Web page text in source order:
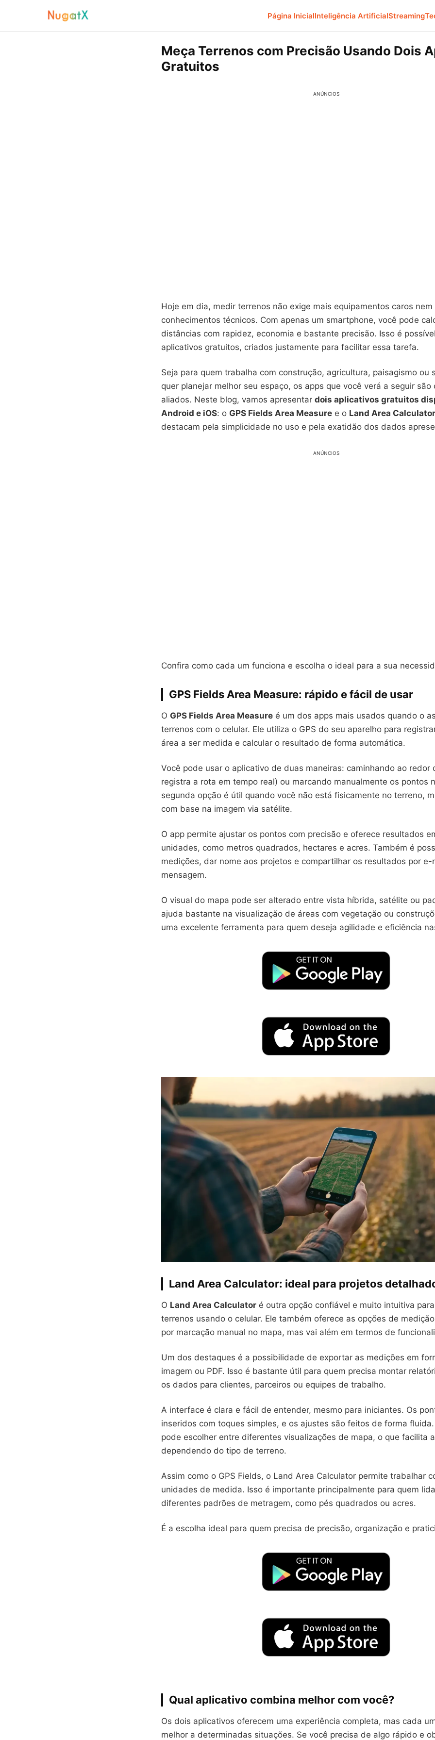
Página InicialInteligência ArtificialStreaming
Meça Terrenos com Precisão Usando Dois
Gratuitos
ANÚNCIOS
Hoje em dia, medir terrenos não exige mais equipamentos caros nem
conhecimentos técnicos. Com apenas um smartphone, você pode
distâncias com rapidez, economia e bastante precisão. Isso é
aplicativos gratuitos, criados justamente para facilitar essa tarefa.
Seja para quem trabalha com construção, agricultura, paisagismo ou
quer planejar melhor seu espaço, os apps que você verá a seguir são
aliados. Neste blog, vamos apresentar dois aplicativos gratuitos
Android e iOS: o GPS Fields Area Measure e o Land Area Calculator
destacam pela simplicidade no uso e pela exatidão dos dados
ANÚNCIOS
Confira como cada um funciona e escolha o ideal para a sua
GPS Fields Area Measure: rápido e fácil de usar
O GPS Fields Area Measure é um dos apps mais usados quando o
terrenos com o celular. Ele utiliza o GPS do seu aparelho para
área a ser medida e calcular o resultado de forma automática.
Você pode usar o aplicativo de duas maneiras: caminhando ao redor
registra a rota em tempo real) ou marcando manualmente os pontos
segunda opção é útil quando você não está fisicamente no terreno,
com base na imagem via satélite.
O app permite ajustar os pontos com precisão e oferece resultados
unidades, como metros quadrados, hectares e acres. Também é
medições, dar nome aos projetos e compartilhar os resultados por e-
mensagem.
O visual do mapa pode ser alterado entre vista híbrida, satélite ou
ajuda bastante na visualização de áreas com vegetação ou
uma excelente ferramenta para quem deseja agilidade e eficiência
Land Area Calculator: ideal para projetos
O Land Area Calculator é outra opção confiável e muito intuitiva
terrenos usando o celular. Ele também oferece as opções de
por marcação manual no mapa, mas vai além em termos de
Um dos destaques é a possibilidade de exportar as medições em
imagem ou PDF. Isso é bastante útil para quem precisa montar
os dados para clientes, parceiros ou equipes de trabalho.
A interface é clara e fácil de entender, mesmo para iniciantes. Os
inseridos com toques simples, e os ajustes são feitos de forma
pode escolher entre diferentes visualizações de mapa, o que facilita
dependendo do tipo de terreno.
Assim como o GPS Fields, o Land Area Calculator permite trabalhar
unidades de medida. Isso é importante principalmente para quem
diferentes padrões de metragem, como pés quadrados ou acres.
É a escolha ideal para quem precisa de precisão, organização e
Qual aplicativo combina melhor com você?
Os dois aplicativos oferecem uma experiência completa, mas cada
melhor a determinadas situações. Se você precisa de algo rápido e